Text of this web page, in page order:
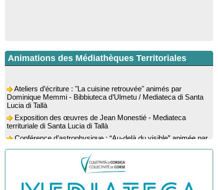
Animations des Médiathèques Territoriales
Dominique Memmi - Bibbiuteca d’Ulmetu / Mediateca di Santa
Lucia di Tallà
territuriale di Santa Lucia di Tallà
l’astrophysicien Paul Guerrini - Médiathèque - Pitretu è
Bicchisgià
Exposition des œuvres de Dominique Malberti Morin :
"Racines, peintures acryliques et aquarelles" - Mediateca